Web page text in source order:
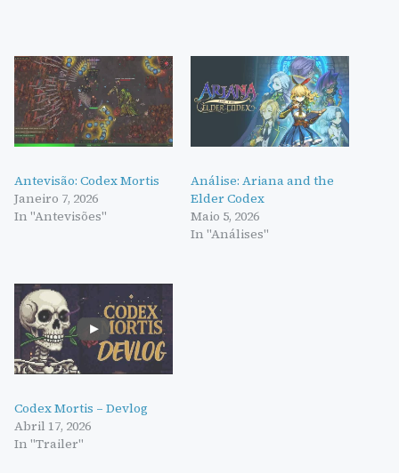
Antevisão: Codex Mortis
Janeiro 7, 2026
In "Antevisões"
Análise: Ariana and the
Elder Codex
Maio 5, 2026
In "Análises"
Codex Mortis – Devlog
Abril 17, 2026
In "Trailer"